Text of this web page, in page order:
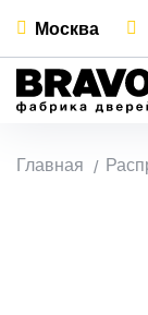
Москва
Главная